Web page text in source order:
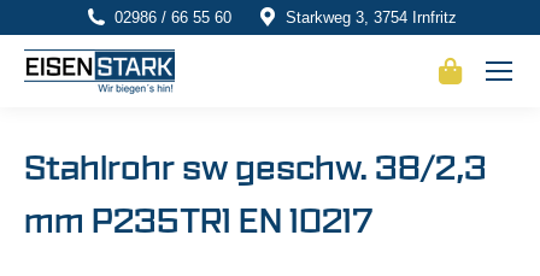
02986 / 66 55 60 Starkweg 3, 3754 Irnfritz
Stahlrohr sw geschw. 38/2,3
mm P235TR1 EN 10217